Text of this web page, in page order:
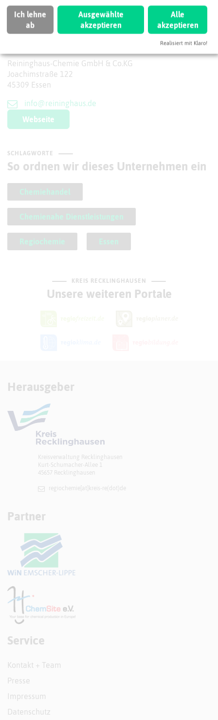
Leaflet OpenStreetMapcontributors |weitere Lizenzen
Reininghaus-Chemie GmbH & Co.KG
Joachimstraße 122
45309 Essen
info@reininghaus.de
Webseite
SCHLAGWORTE
So ordnen wir dieses Unternehmen ein
Chemiehandel
Chemienahe Dienstleistungen
Regiochemie Essen
KREIS RECKLINGHAUSEN
Unsere weiteren Portale
Herausgeber
Kreisverwaltung Recklinghausen
Kurt-Schumacher-Allee 1
45657 Recklinghausen
regiochemie[at]​kreis-re(dot)de
Partner
Service
Kontakt + Team
Presse
Impressum
Datenschutz
Ich lehne
ab
Ausgewählte
akzeptieren
Alle
akzeptieren
Realisiert mit Klaro!